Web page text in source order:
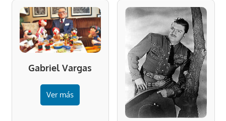
Gabriel Vargas
Ver más